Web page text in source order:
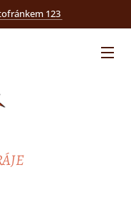
123